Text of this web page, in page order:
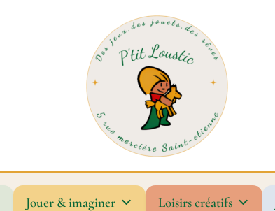
Jouer & imaginer Loisirs créatifs